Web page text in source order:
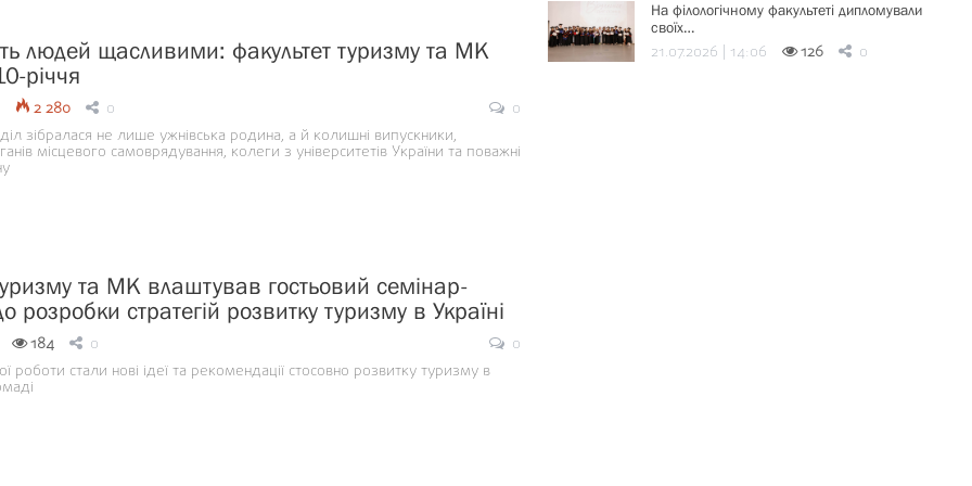
людей щасливими: факультет туризму та МК
річчя
2 280 0
0
зібралася не лише ужнівська родина, а й колишні випускники,
місцевого самоврядування, колеги з університетів України та поважні
та МК влаштував гостьовий семінар-
розробки стратегій розвитку туризму в Україні
184 0
0
роботи стали нові ідеї та рекомендації стосовно розвитку туризму в
На філологічному факультеті дипломували
своїх…
21.07.2026 | 14:06 126 0